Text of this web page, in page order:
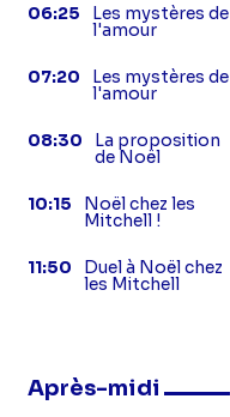
06:25 Les mystères de
l'amour
07:20 Les mystères de
l'amour
08:30 La proposition
de Noël
10:15 Noël chez les
Mitchell !
11:50 Duel à Noël chez
les Mitchell
Après-midi